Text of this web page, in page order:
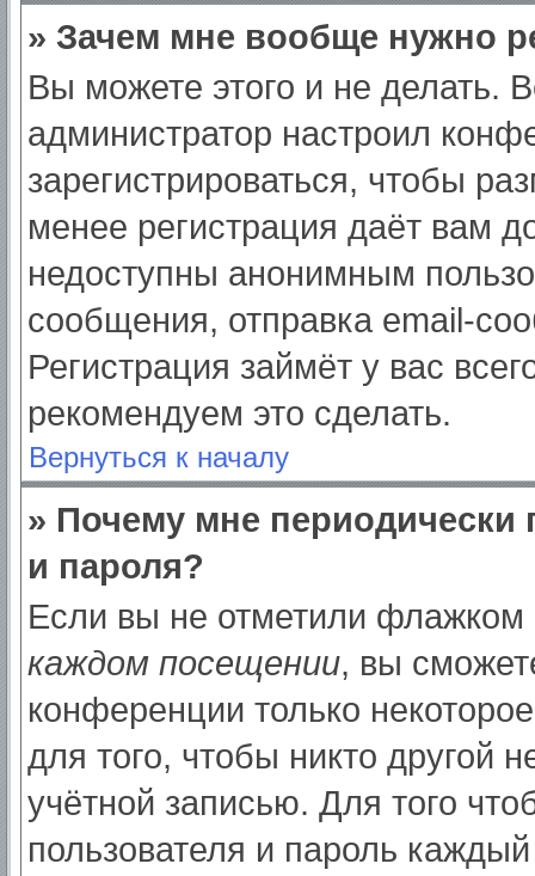
» Зачем мне вообще нужно
Вы можете этого и не делать.
администратор настроил
зарегистрироваться, чтобы
менее регистрация даёт вам
недоступны анонимным
сообщения, отправка email-
Регистрация займёт у вас
рекомендуем это сделать.
Вернуться к началу
» Почему мне периодически
и пароля?
Если вы не отметили флажком
каждом посещении, вы
конференции только
для того, чтобы никто другой
учётной записью. Для того
пользователя и пароль